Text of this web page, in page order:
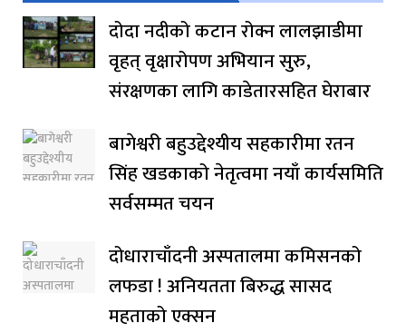
दोदा नदीको कटान रोक्न लालझाडीमा
वृहत् वृक्षारोपण अभियान सुरु,
संरक्षणका लागि काडेतारसहित घेराबार
बागेश्वरी बहुउद्देश्यीय सहकारीमा रतन
सिंह खडकाको नेतृत्वमा नयाँ कार्यसमिति
सर्वसम्मत चयन
दोधाराचाँदनी अस्पतालमा कमिसनको
लफडा ! अनियतता बिरुद्ध सासद
महताको एक्सन